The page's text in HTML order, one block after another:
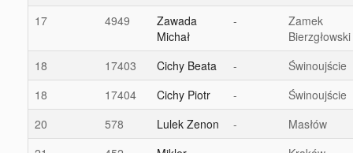
17 4949
Zawada
Michał
-
Zamek
Bierzgłowski
18
17403 Cichy Beata -
Świnoujście
18
17404 Cichy Piotr -
Świnoujście
20
578 Lulek Zenon -
Masłów